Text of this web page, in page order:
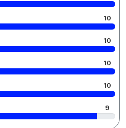
10
10
10
10
9